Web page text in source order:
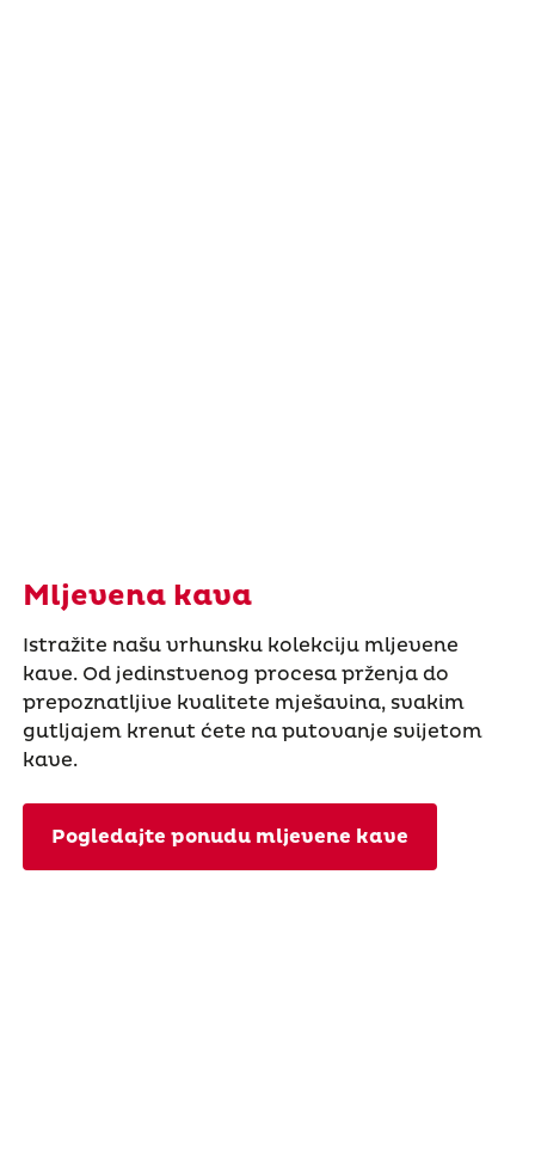
Mljevena kava
Istražite našu vrhunsku kolekciju mljevene
kave. Od jedinstvenog procesa prženja do
prepoznatljive kvalitete mješavina, svakim
gutljajem krenut ćete na putovanje svijetom
kave.
Pogledajte ponudu mljevene kave